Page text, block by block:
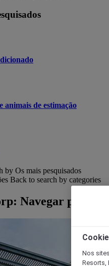
animais de estimação
by Os mais pesquisados
Back to search by categories
Navegar por
Nos
Resorts,